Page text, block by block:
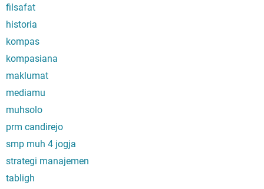
filsafat
historia
kompas
kompasiana
maklumat
mediamu
muhsolo
prm candirejo
smp muh 4 jogja
strategi manajemen
tabligh